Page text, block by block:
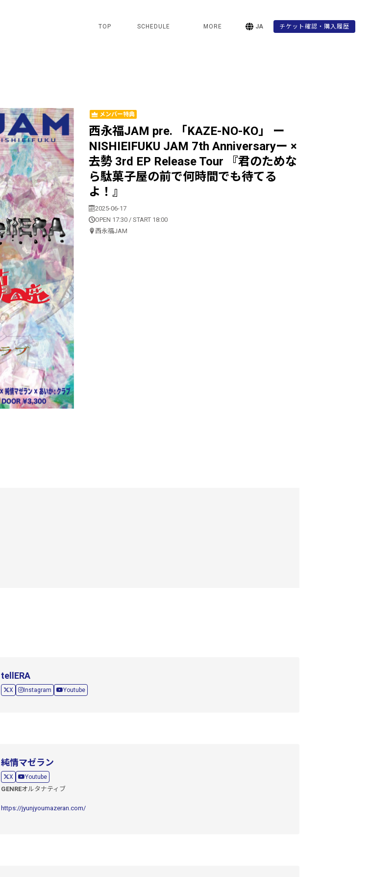
TOP SCHEDULE MORE JA チケット確認・購入履歴
メンバー特典
西永福JAM pre. 「KAZE-NO-KO」 ー
NISHIEIFUKU JAM 7th Anniversaryー ×
去勢 3rd EP Release Tour 『君のためな
ら駄菓子屋の前で何時間でも待てる
よ！』
2025-06-17
OPEN 17:30 / START 18:00
西永福JAM
tellERA
X Instagram Youtube
純情マゼラン
X Youtube
GENREオルタナティブ
https://jyunjyoumazeran.com/